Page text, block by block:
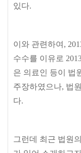
있다.
이와 관련하여 ,
수수를 이유로
은 의료인 등이 법
주장하였으나, 법
다.
그런데 최근 법원